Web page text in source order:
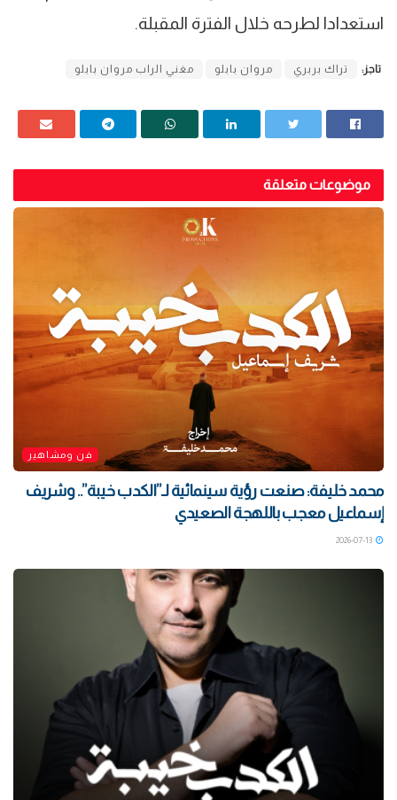
استعدادا لطرحه خلال الفترة المقبلة.
تاجز: تراك بربري مروان بابلو مغني الراب مروان بابلو
موضوعات متعلقة
فن ومشاهير
محمد خليفة: صنعت رؤية سينمائية لـ”الكدب خيبة”.. وشريف
إسماعيل معجب باللهجة الصعيدي